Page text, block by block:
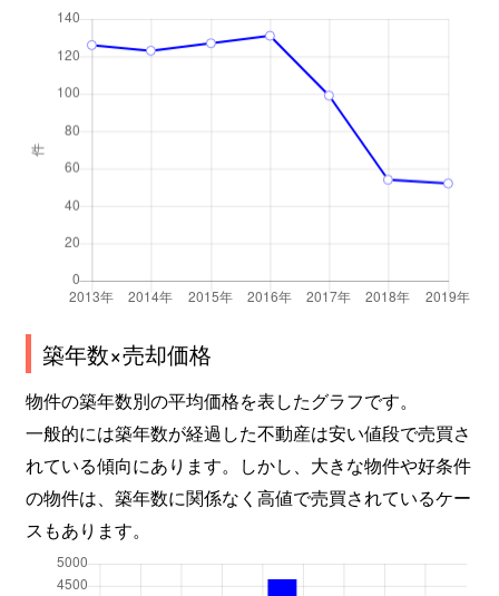
築年数×売却価格
物件の築年数別の平均価格を表したグラフです。
一般的には築年数が経過した不動産は安い値段で売買さ
れている傾向にあります。しかし、大きな物件や好条件
の物件は、築年数に関係なく高値で売買されているケー
スもあります。